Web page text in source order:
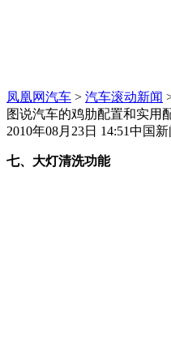
凤凰网汽车 > 汽车滚动新闻
图说汽车的鸡肋配置和实用
2010年08月23日 14:51中国新
七、大灯清洗功能